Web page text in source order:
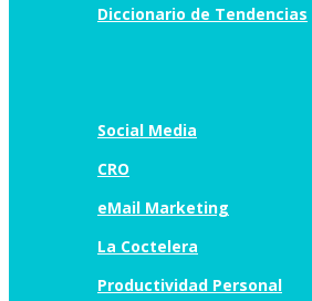
Diccionario de Tendencias
Social Media
CRO
eMail Marketing
La Coctelera
Productividad Personal